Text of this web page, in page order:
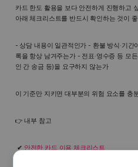
카드 한도 활용을 보다 안전하게 진행하고
아래 체크리스트를 반드시 확인하는 것이
- 상담 내용이 일관적인가 - 환불 방식·기간
록을 항상 남겨주는가 - 전표·영수증 등 모
인 간 송금 등)을 요구하지 않는가
이 기준만 지키면 대부분의 위험 요소를 충
👉 내부 참고
안전한 카드 이용 체크리스트